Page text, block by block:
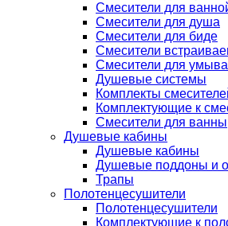
Смесители для
Смесители для душа
Смесители для биде
Смесители
Смесители для
Душевые системы
Комплекты
Комплектующие к
Смесители для ванны
Душевые кабины
Душевые кабины
Душевые поддоны и
Трапы
Полотенцесушители
Полотенцесушители
Комплектующие к